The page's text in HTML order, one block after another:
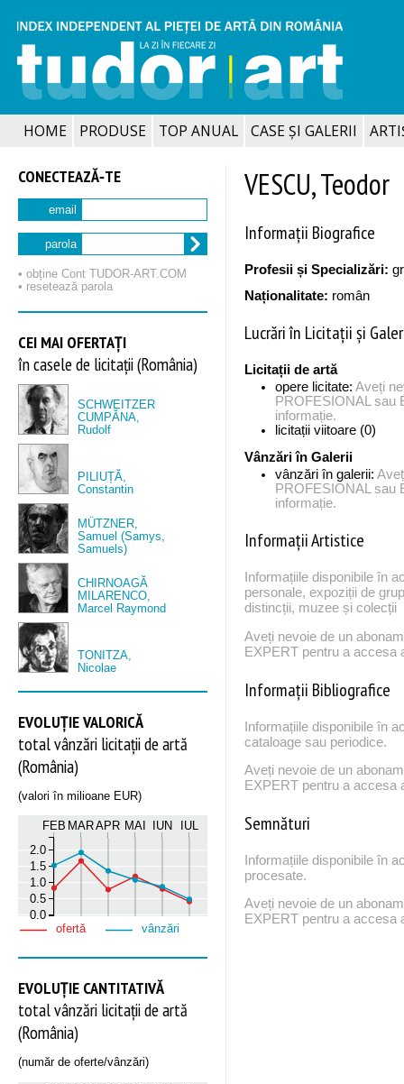
HOME PRODUSE TOP ANUAL CASE ȘI GALERII
CONECTEAZĂ‑TE
email
parola
• obține Cont TUDOR‑ART.COM
• resetează parola
CEI MAI OFERTAȚI
în casele de licitații (România)
SCHWEITZER
CUMPĂNA,
Rudolf
PILIUȚĂ,
Constantin
MÜTZNER,
Samuel (Samys,
Samuels)
CHIRNOAGĂ
MILARENCO,
Marcel Raymond
TONITZA,
Nicolae
EVOLUȚIE VALORICĂ
total vânzări licitații de artă
(România)
(valori în milioane EUR)
FEB MARAPR MAI IUN IUL
0.0
0.5
1.0
1.5
2.0
ofertă vânzări
EVOLUȚIE CANTITATIVĂ
total vânzări licitații de artă
(România)
(număr de oferte/vânzări)
VESCU, Teodor
Informații Biografice
Profesii și Specializări:
Naționalitate: român
Lucrări în Licitații și
Licitații de artă
opere licitate:Aveți
PROFESIONAL sau
informație.
licitații viitoare (0)
Vânzări în Galerii
vânzări în galerii:
PROFESIONAL sau
informație.
Informații Artistice
Informațiile disponibile în
personale, expoziții de
distincții, muzee și colecții
Aveți nevoie de un
EXPERT pentru a accesa
Informații Bibliografice
Informațiile disponibile în
cataloage sau periodice.
Aveți nevoie de un
EXPERT pentru a accesa
Semnături
Informațiile disponibile în
procesate.
Aveți nevoie de un
EXPERT pentru a accesa